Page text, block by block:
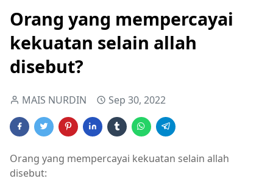
Orang yang mempercayai
kekuatan selain allah
disebut?
MAIS NURDIN Sep 30, 2022
Orang yang mempercayai kekuatan selain allah
disebut: